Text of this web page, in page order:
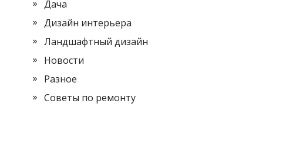
Дача
Дизайн интерьера
Ландшафтный дизайн
Новости
Разное
Советы по ремонту